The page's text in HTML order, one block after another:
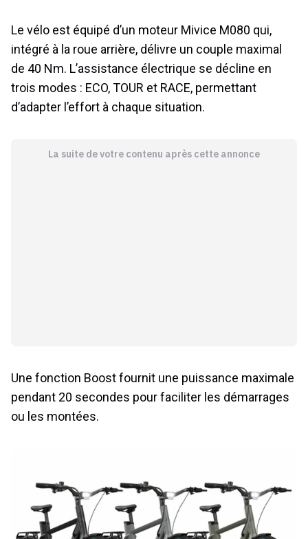
Le vélo est équipé d’un moteur Mivice M080 qui,
intégré à la roue arrière, délivre un couple maximal
de 40 Nm. L’assistance électrique se décline en
trois modes : ECO, TOUR et RACE, permettant
d’adapter l’effort à chaque situation.
La suite de votre contenu après cette annonce
Une fonction Boost fournit une puissance maximale
pendant 20 secondes pour faciliter les démarrages
ou les montées.